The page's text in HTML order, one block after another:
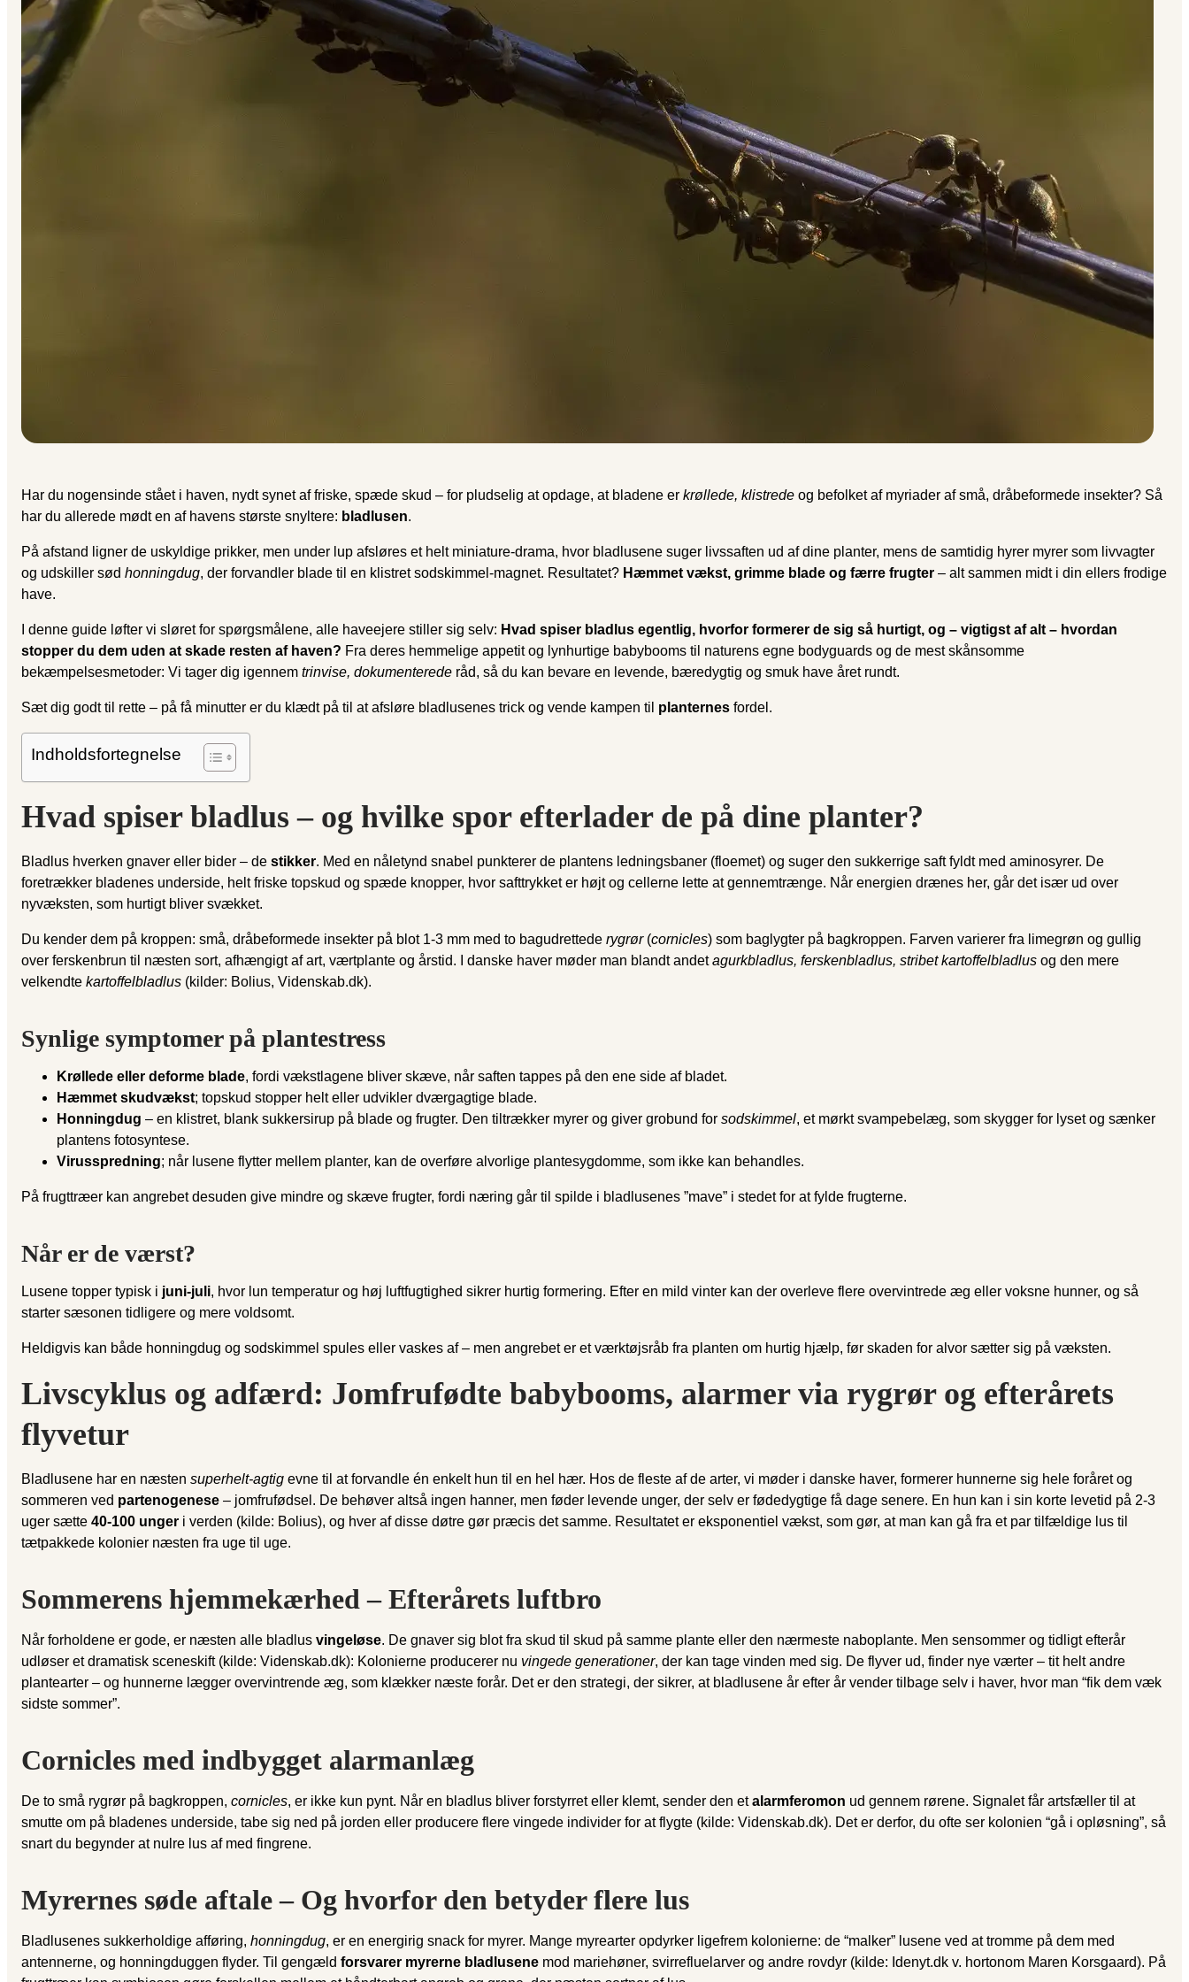
Har du nogensinde stået i haven, nydt synet af friske, spæde skud – for pludselig at opdage, at bladene er krøllede, klistrede og befolket af myriader af små, dråbeformede insekter? Så
har du allerede mødt en af havens største snyltere: bladlusen.
På afstand ligner de uskyldige prikker, men under lup afsløres et helt miniature-drama, hvor bladlusene suger livssaften ud af dine planter, mens de samtidig hyrer myrer som livvagter
og udskiller sød honningdug, der forvandler blade til en klistret sodskimmel-magnet. Resultatet? Hæmmet vækst, grimme blade og færre frugter – alt sammen midt i din ellers frodige
have.
I denne guide løfter vi sløret for spørgsmålene, alle haveejere stiller sig selv: Hvad spiser bladlus egentlig, hvorfor formerer de sig så hurtigt, og – vigtigst af alt – hvordan
stopper du dem uden at skade resten af haven? Fra deres hemmelige appetit og lynhurtige babybooms til naturens egne bodyguards og de mest skånsomme
bekæmpelsesmetoder: Vi tager dig igennem trinvise, dokumenterede råd, så du kan bevare en levende, bæredygtig og smuk have året rundt.
Sæt dig godt til rette – på få minutter er du klædt på til at afsløre bladlusenes trick og vende kampen til planternes fordel.
Indholdsfortegnelse
Hvad spiser bladlus – og hvilke spor efterlader de på dine planter?
Bladlus hverken gnaver eller bider – de stikker. Med en nåletynd snabel punkterer de plantens ledningsbaner (floemet) og suger den sukkerrige saft fyldt med aminosyrer. De
foretrækker bladenes underside, helt friske topskud og spæde knopper, hvor safttrykket er højt og cellerne lette at gennemtrænge. Når energien drænes her, går det især ud over
nyvæksten, som hurtigt bliver svækket.
Du kender dem på kroppen: små, dråbeformede insekter på blot 1-3 mm med to bagudrettede rygrør(cornicles) som baglygter på bagkroppen. Farven varierer fra limegrøn og gullig
over ferskenbrun til næsten sort, afhængigt af art, værtplante og årstid. I danske haver møder man blandt andetagurkbladlus, ferskenbladlus, stribet kartoffelbladlus og den mere
velkendte kartoffelbladlus (kilder: Bolius, Videnskab.dk).
Synlige symptomer på plantestress
Krøllede eller deforme blade, fordi vækstlagene bliver skæve, når saften tappes på den ene side af bladet.
Hæmmet skudvækst; topskud stopper helt eller udvikler dværgagtige blade.
Honningdug – en klistret, blank sukkersirup på blade og frugter. Den tiltrækker myrer og giver grobund for sodskimmel, et mørkt svampebelæg, som skygger for lyset og sænker
plantens fotosyntese.
Virusspredning; når lusene flytter mellem planter, kan de overføre alvorlige plantesygdomme, som ikke kan behandles.
På frugttræer kan angrebet desuden give mindre og skæve frugter, fordi næring går til spilde i bladlusenes ”mave” i stedet for at fylde frugterne.
Når er de værst?
Lusene topper typisk i juni-juli, hvor lun temperatur og høj luftfugtighed sikrer hurtig formering. Efter en mild vinter kan der overleve flere overvintrede æg eller voksne hunner, og så
starter sæsonen tidligere og mere voldsomt.
Heldigvis kan både honningdug og sodskimmel spules eller vaskes af – men angrebet er et værktøjsråb fra planten om hurtig hjælp, før skaden for alvor sætter sig på væksten.
Livscyklus og adfærd: Jomfrufødte babybooms, alarmer via rygrør og efterårets
flyvetur
Bladlusene har en næsten superhelt-agtig evne til at forvandle én enkelt hun til en hel hær. Hos de fleste af de arter, vi møder i danske haver, formerer hunnerne sig hele foråret og
sommeren ved partenogenese – jomfrufødsel. De behøver altså ingen hanner, men føder levende unger, der selv er fødedygtige få dage senere. En hun kan i sin korte levetid på 2-3
uger sætte 40-100 unger i verden (kilde: Bolius), og hver af disse døtre gør præcis det samme. Resultatet er eksponentiel vækst, som gør, at man kan gå fra et par tilfældige lus til
tætpakkede kolonier næsten fra uge til uge.
Sommerens hjemmekærhed – Efterårets luftbro
Når forholdene er gode, er næsten alle bladlus vingeløse. De gnaver sig blot fra skud til skud på samme plante eller den nærmeste naboplante. Men sensommer og tidligt efterår
udløser et dramatisk sceneskift (kilde: Videnskab.dk): Kolonierne producerer nu vingede generationer, der kan tage vinden med sig. De flyver ud, finder nye værter – tit helt andre
plantearter – og hunnerne lægger overvintrende æg, som klækker næste forår. Det er den strategi, der sikrer, at bladlusene år efter år vender tilbage selv i haver, hvor man “fik dem væk
sidste sommer”.
Cornicles med indbygget alarmanlæg
De to små rygrør på bagkroppen, cornicles, er ikke kun pynt. Når en bladlus bliver forstyrret eller klemt, sender den etalarmferomon ud gennem rørene. Signalet får artsfæller til at
smutte om på bladenes underside, tabe sig ned på jorden eller producere flere vingede individer for at flygte (kilde: Videnskab.dk). Det er derfor, du ofte ser kolonien “gå i opløsning”, så
snart du begynder at nulre lus af med fingrene.
Myrernes søde aftale – Og hvorfor den betyder flere lus
Bladlusenes sukkerholdige afføring, honningdug, er en energirig snack for myrer. Mange myrearter opdyrker ligefrem kolonierne: de “malker” lusene ved at tromme på dem med
antennerne, og honningduggen flyder. Til gengæld forsvarer myrerne bladlusene mod mariehøner, svirrefluelarver og andre rovdyr (kilde: Idenyt.dk v. hortonom Maren Korsgaard). På